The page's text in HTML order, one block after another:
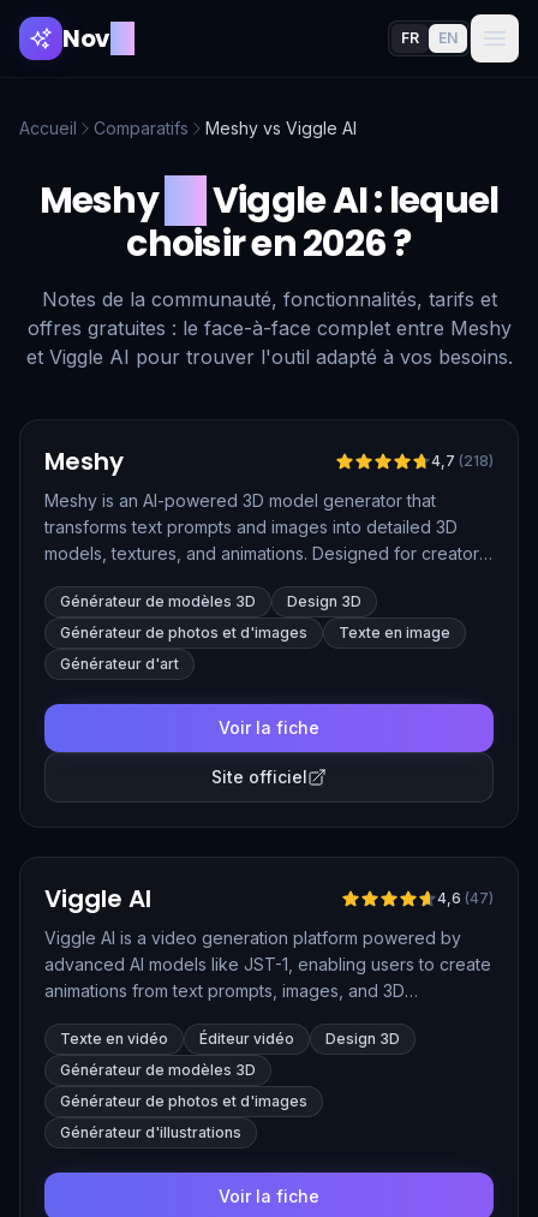
NovAI FR EN
Accueil Comparatifs Meshy vs Viggle AI
Meshy Viggle AI: lequel
choisir en 2026 ?
Notes de la communauté, fonctionnalités, tarifs et
offres gratuites : le face-à-face complet entre Meshy
et Viggle AI pour trouver l'outil adapté à vos besoins.
Meshy 4,7 (218)
Meshy is an AI-powered 3D model generator that
transforms text prompts and images into detailed 3D
models, textures, and animations. Designed for creators
streamlines the 3D content creation process with speed
and ease.
Générateur de modèles 3D
Design 3D
Générateur de photos et d'images
Texte en image
Générateur d'art
Voir la fiche
Site officiel
Viggle AI 4,6 (47)
Viggle AI is a video generation platform powered by
advanced AI models like JST-1, enabling users to create
animations from text prompts, images, and 3D
physics-based motion and real-time animation
capabilities, making it suitable for creating engaging
content quickly.
Texte en vidéo Éditeur vidéo
Design 3D
Générateur de modèles 3D
Générateur de photos et d'images
Générateur d'illustrations
Voir la fiche